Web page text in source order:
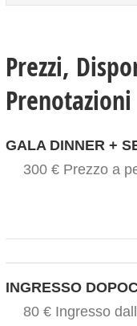
Prezzi,
Prenotazioni
GALA DINNER +
300 € Prezzo a
INGRESSO
80 € Ingresso